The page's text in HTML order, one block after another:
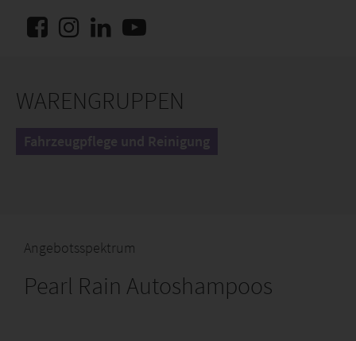
WARENGRUPPEN
Fahrzeugpflege und Reinigung
Angebotsspektrum
Pearl Rain Autoshampoos